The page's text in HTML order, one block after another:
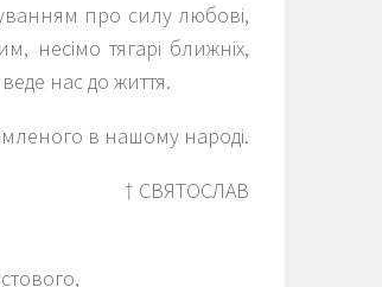
про силу любові,
несімо тягарі ближніх,
нас до життя.
в нашому народі.
† СВЯТОСЛАВ